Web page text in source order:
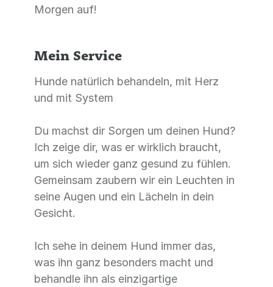
Morgen auf!
Mein Service
Hunde natürlich behandeln, mit Herz
und mit System
Du machst dir Sorgen um deinen Hund?
Ich zeige dir, was er wirklich braucht,
um sich wieder ganz gesund zu fühlen.
Gemeinsam zaubern wir ein Leuchten in
seine Augen und ein Lächeln in dein
Gesicht.
Ich sehe in deinem Hund immer das,
was ihn ganz besonders macht und
behandle ihn als einzigartige